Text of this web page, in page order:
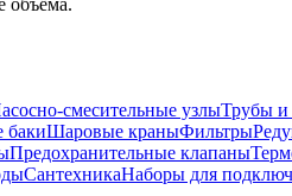
объёма.
смесительные узлыТрубы и
бакиШаровые краныФильтры
Предохранительные клапаны
СантехникаНаборы для